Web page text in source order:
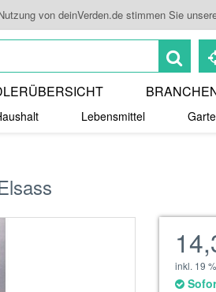
von deinVerden.de stimmen Sie
Lebensmittel
inkl. 19